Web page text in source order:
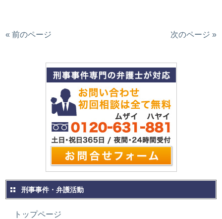
« 前のページ 次のページ »
刑事事件・弁護活動
トップページ